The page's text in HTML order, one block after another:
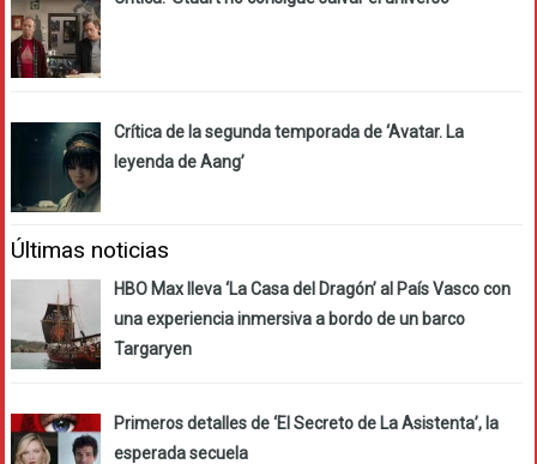
Crítica de la segunda temporada de ‘Avatar. La
leyenda de Aang’
Últimas noticias
HBO Max lleva ‘La Casa del Dragón’ al País Vasco con
una experiencia inmersiva a bordo de un barco
Targaryen
Primeros detalles de ‘El Secreto de La Asistenta’, la
esperada secuela